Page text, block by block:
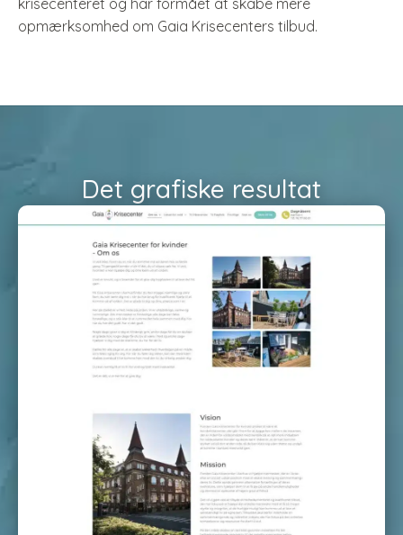
krisecenteret og har formået at skabe mere
opmærksomhed om Gaia Krisecenters tilbud.
Det grafiske resultat